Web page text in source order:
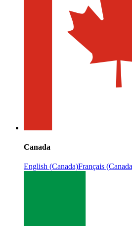
Canada
English (Canada)Français